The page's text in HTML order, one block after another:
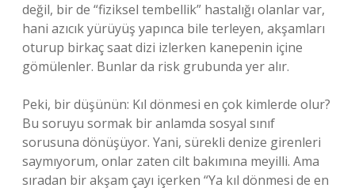
değil, bir de “fiziksel tembellik” hastalığı olanlar var,
hani azıcık yürüyüş yapınca bile terleyen, akşamları
oturup birkaç saat dizi izlerken kanepenin içine
gömülenler. Bunlar da risk grubunda yer alır.
Peki, bir düşünün: Kıl dönmesi en çok kimlerde olur?
Bu soruyu sormak bir anlamda sosyal sınıf
sorusuna dönüşüyor. Yani, sürekli denize girenleri
saymıyorum, onlar zaten cilt bakımına meyilli. Ama
sıradan bir akşam çayı içerken “Ya kıl dönmesi de en